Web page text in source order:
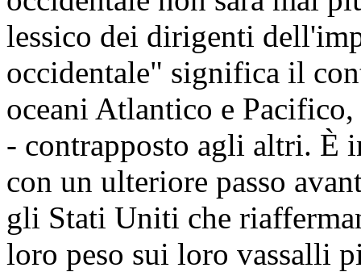
lessico dei dirigenti
occidentale" significa il
oceani Atlantico e
- contrapposto agli altri. È
con un ulteriore passo
gli Stati Uniti che
loro peso sui loro vassalli